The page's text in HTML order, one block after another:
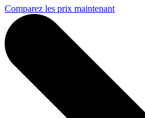
Comparez les prix maintenant